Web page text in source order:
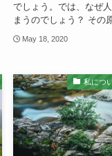
でしょう。では、なぜ
まうのでしょう？ その
May 18, 2020
私につ